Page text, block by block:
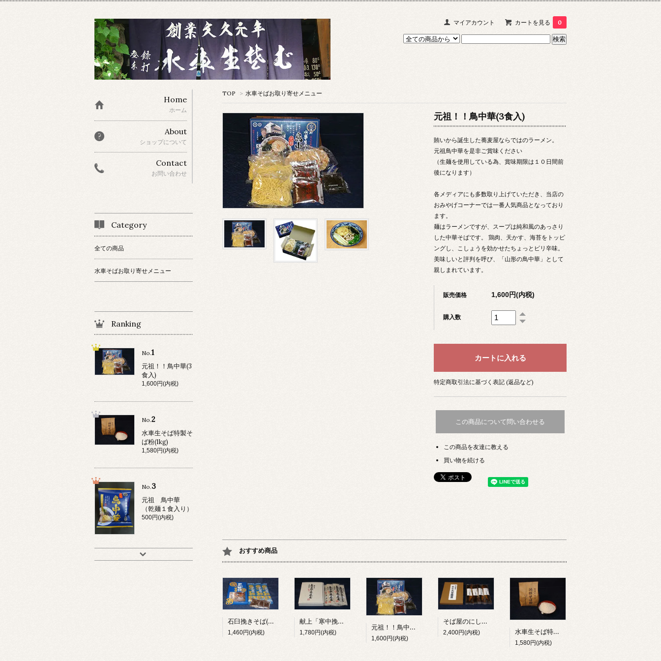
マイアカウント カートを見る 0
TOP > 水車そばお取り寄せメニュー
元祖！！鳥中華(3食入)
賄いから誕生した蕎麦屋ならではのラーメン。
元祖鳥中華を是非ご賞味ください
（生麺を使用している為、賞味期限は１０日間前
後になります）
各メディアにも多数取り上げていただき、当店の
おみやげコーナーでは一番人気商品となっており
ます。
麺はラーメンですが、スープは純和風のあっさり
した中華そばです。 鶏肉、天かす、海苔をトッピ
ングし、こしょうを効かせたちょっとピリ辛味。
美味しいと評判を呼び、「山形の鳥中華」として
親しまれています。
販売価格 1,600円(内税)
購入数
特定商取引法に基づく表記 (返品など)
この商品について問い合わせる
この商品を友達に教える
買い物を続ける
おすすめ商品
石臼挽きそば(つゆ付) 3把(200g×3)
1,460円(内税)
献上「寒中挽き抜き蕎麦」
1,780円(内税)
元祖！！鳥中華(3食入)
1,600円(内税)
そば屋のにしん甘露煮（4ヶ入/箱）
2,400円(内税) 水車生そば特製そば粉(1kg)
1,580円(内税)
Home
ホーム
About
ショップについて
Contact
お問い合わせ
Category
全ての商品
水車そばお取り寄せメニュー
Ranking
No.1
元祖！！鳥中華(3
食入)
1,600円(内税)
No.2
水車生そば特製そ
ば粉(1kg)
1,580円(内税)
No.3
元祖 鳥中華
（乾麺１食入り）
500円(内税)